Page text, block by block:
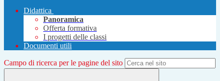
Didattica
Panoramica
Offerta formativa
I progetti delle classi
Documenti utili
Campo di ricerca per le pagine del sito